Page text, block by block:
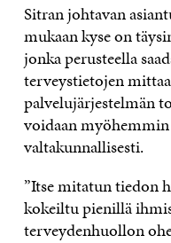
Sitran johtavan
mukaan kyse on
jonka perusteella
terveystietojen
palvelujärjestelmän
voidaan
valtakunnallisesti.
”Itse mitatun tiedon
kokeiltu pienillä
terveydenhuollon